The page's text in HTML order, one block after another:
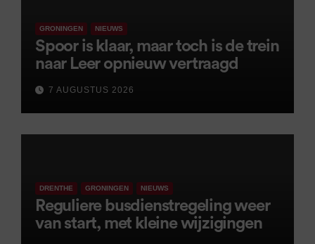
GRONINGEN NIEUWS
Spoor is klaar, maar toch is de trein
naar Leer opnieuw vertraagd
7 AUGUSTUS 2026
DRENTHE GRONINGEN NIEUWS
Reguliere busdienstregeling weer
van start, met kleine wijzigingen